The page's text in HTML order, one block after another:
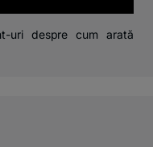
uri despre cum arată